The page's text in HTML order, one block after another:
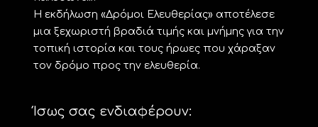
Η εκδήλωση «Δρόμοι Ελευθερίας» αποτέλεσε
μια ξεχωριστή βραδιά τιμής και μνήμης για την
τοπική ιστορία και τους ήρωες που χάραξαν
τον δρόμο προς την ελευθερία.
Ίσως σας ενδιαφέρουν: